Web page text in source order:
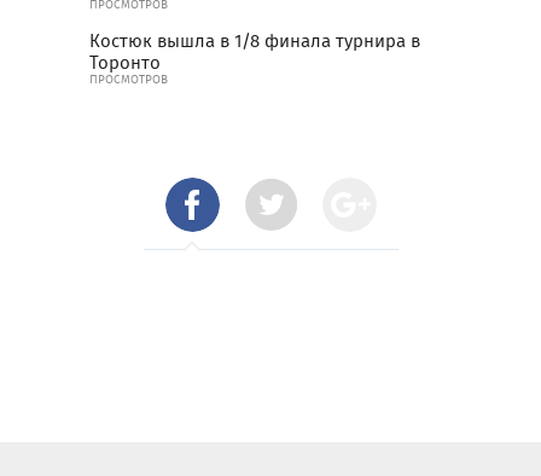
ПРОСМОТРОВ
Костюк вышла в 1/8 финала турнира в
Торонто
ПРОСМОТРОВ